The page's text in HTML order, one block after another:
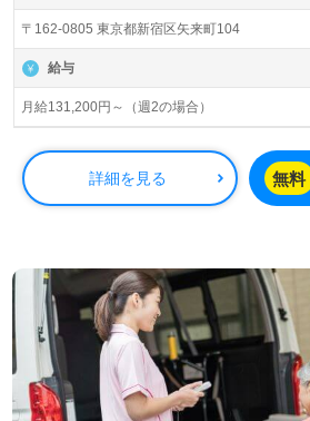
〒162-0805 東京都新宿区矢来町104
給与
月給131,200円～（週2の場合）
詳細を見る 無料